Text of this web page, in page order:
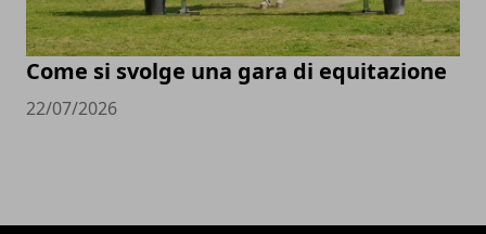
Come si svolge una gara di equitazione
22/07/2026